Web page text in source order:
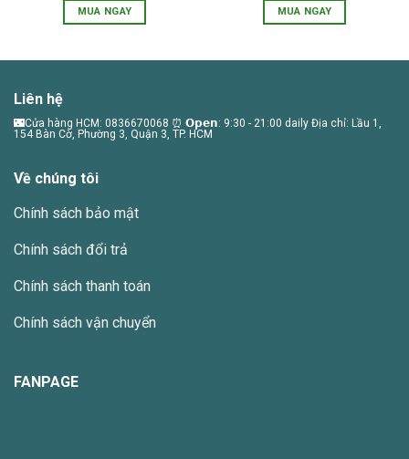
trang
trang
MUA NGAY MUA NGAY
Liên hệ
🌃Cửa hàng HCM: 0836670068 ⏰ 𝗢𝗽𝗲𝗻: 9:30 - 21:00 daily Địa chỉ: Lầu 1,
154 Bàn Cờ, Phường 3, Quận 3, TP. HCM
Về chúng tôi
Chính sách bảo mật
Chính sách đổi trả
Chính sách thanh toán
Chính sách vận chuyển
FANPAGE